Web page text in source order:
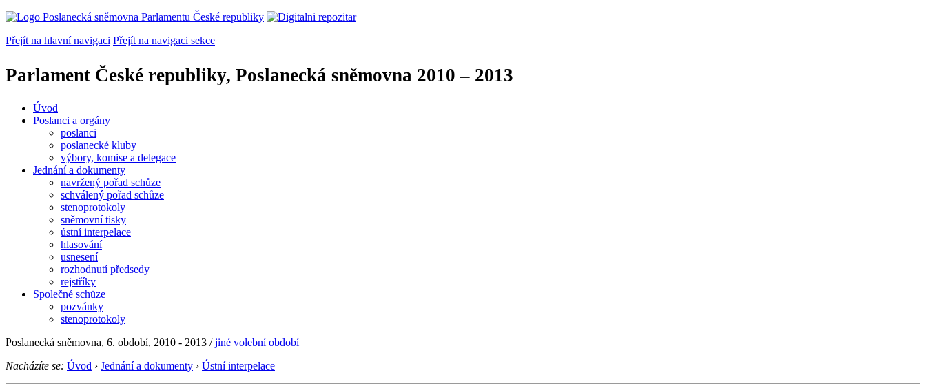
Přejít na hlavní navigaci Přejít na navigaci sekce
Parlament České republiky, Poslanecká sněmovna 2010 – 2013
Úvod
Poslanci a orgány
poslanci
poslanecké kluby
výbory, komise a delegace
Jednání a dokumenty
navržený pořad schůze
schválený pořad schůze
stenoprotokoly
sněmovní tisky
ústní interpelace
hlasování
usnesení
rozhodnutí předsedy
rejstříky
Společné schůze
pozvánky
stenoprotokoly
Poslanecká sněmovna, 6. období, 2010 - 2013 /jiné volební období
Nacházíte se: Úvod › Jednání a dokumenty › Ústní interpelace